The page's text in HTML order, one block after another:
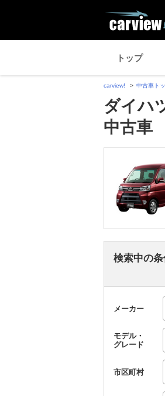
トップ
carview! 中古車ト
ダイハ
中古車
検索中の
メーカー
モデル・
グレード
市区町村